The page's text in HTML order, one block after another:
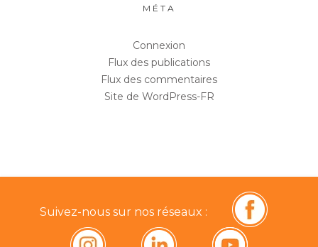
MÉTA
Connexion
Flux des publications
Flux des commentaires
Site de WordPress-FR
Suivez-nous sur nos réseaux :